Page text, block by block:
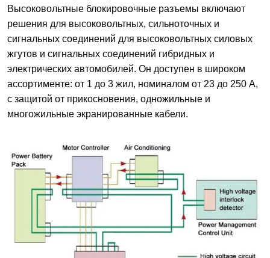
Высоковольтные блокировочные разъемы включают
решения для высоковольтных, сильноточных и
сигнальных соединений для высоковольтных силовых
жгутов и сигнальных соединений гибридных и
электрических автомобилей. Он доступен в широком
ассортименте: от 1 до 3 жил, номиналом от 23 до 250 А,
с защитой от прикосновения, одножильные и
многожильные экранированные кабели.